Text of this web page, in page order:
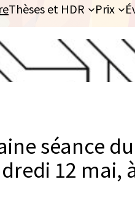
Thèses et HDR Prix
séance
12 mai,